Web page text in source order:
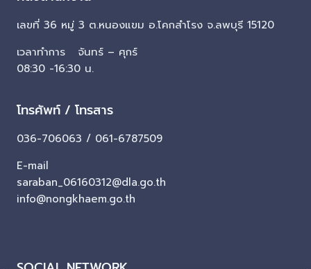
เลขที่ 36 หมู่ 3 ต.หนองแขม อ.โคกสำโรง จ.ลพบุรี 15120
เวลาทำการ จันทร์ – ศุกร์
08:30 -16:30 น.
โทรศัพท์ / โทรสาร
036-706063 / 061-6787509
E-mail
saraban_06160312@dla.go.th
info@nongkhaem.go.th